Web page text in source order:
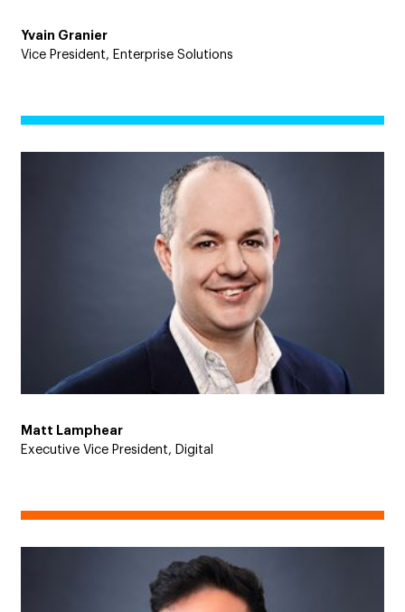
Yvain Granier
Vice President, Enterprise Solutions
Matt Lamphear
Executive Vice President, Digital